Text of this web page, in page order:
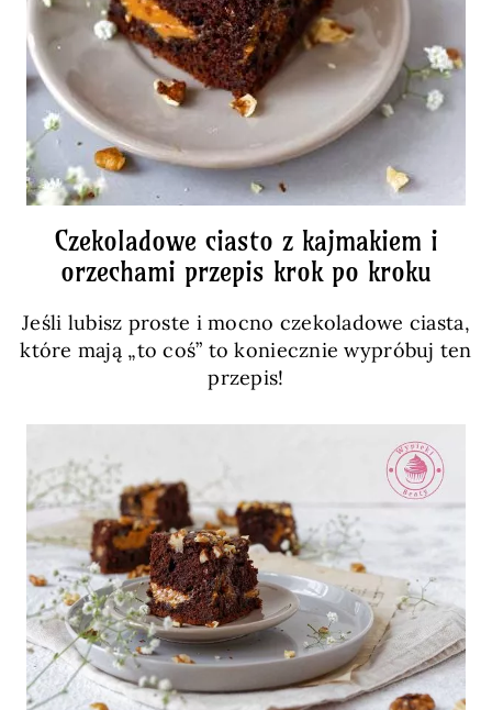
Czekoladowe ciasto z kajmakiem i
orzechami przepis krok po kroku
Jeśli lubisz proste i mocno czekoladowe ciasta,
które mają „to coś” to koniecznie wypróbuj ten
przepis!